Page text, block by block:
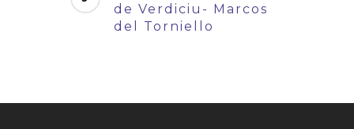
de Verdiciu- Marcos
del Torniello